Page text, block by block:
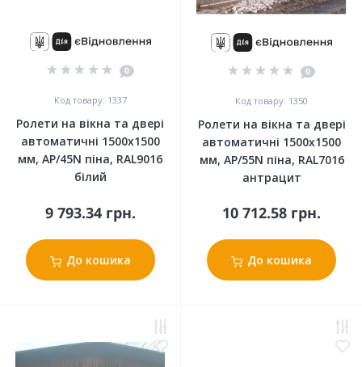
0
Код товару: 1337
Ролети на вікна та двері
автоматичні 1500x1500
мм, АР/45N піна, RAL9016
білий
9 793.34 грн.
До кошика
0
Код товару: 1350
Ролети на вікна та двері
автоматичні 1500x1500
мм, АР/55N піна, RAL7016
антрацит
10 712.58 грн.
До кошика